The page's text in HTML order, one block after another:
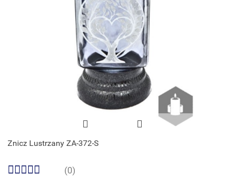
Znicz Lustrzany ZA-372-S
(0)